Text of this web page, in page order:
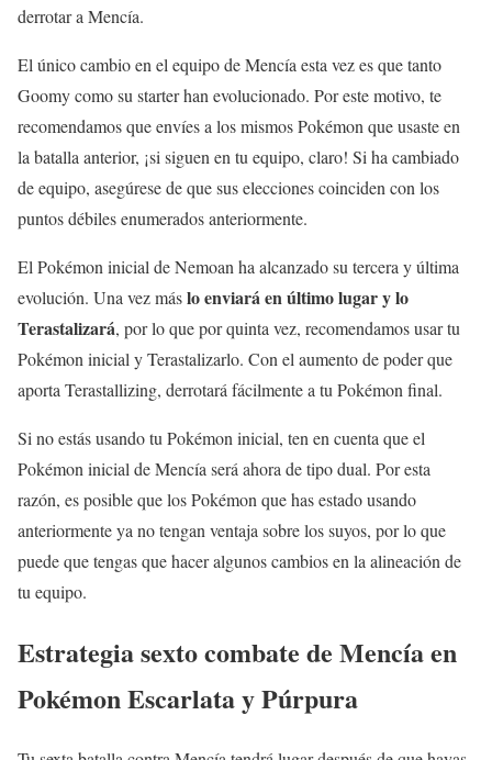
derrotar a Mencía.
El único cambio en el equipo de Mencía esta vez es que tanto
Goomy como su starter han evolucionado. Por este motivo, te
recomendamos que envíes a los mismos Pokémon que usaste en
la batalla anterior, ¡si siguen en tu equipo, claro! Si ha cambiado
de equipo, asegúrese de que sus elecciones coinciden con los
puntos débiles enumerados anteriormente.
El Pokémon inicial de Nemoan ha alcanzado su tercera y última
evolución. Una vez máslo enviará en último lugar y lo
Terastalizará, por lo que por quinta vez, recomendamos usar tu
Pokémon inicial y Terastalizarlo. Con el aumento de poder que
aporta Terastallizing, derrotará fácilmente a tu Pokémon final.
Si no estás usando tu Pokémon inicial, ten en cuenta que el
Pokémon inicial de Mencía será ahora de tipo dual. Por esta
razón, es posible que los Pokémon que has estado usando
anteriormente ya no tengan ventaja sobre los suyos, por lo que
puede que tengas que hacer algunos cambios en la alineación de
tu equipo.
Estrategia sexto combate de Mencía en
Pokémon Escarlata y Púrpura